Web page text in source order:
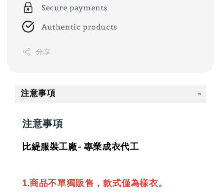
Secure payments
Authentic products
分享
注意事項
注意事項
比緹服裝工廠- 專業成衣代工
1.商品不單獨販售，款式僅為樣衣。